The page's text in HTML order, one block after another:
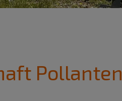
Pollanten